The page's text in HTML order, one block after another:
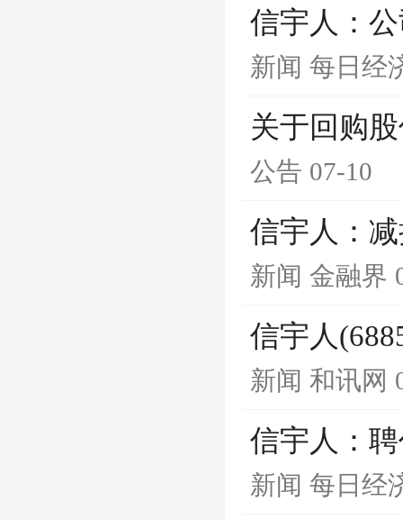
信宇人：
新闻 每日经
关于回购
公告 07-10
信宇人：
新闻 金融界
信宇人
新闻 和讯网
信宇人：
新闻 每日经